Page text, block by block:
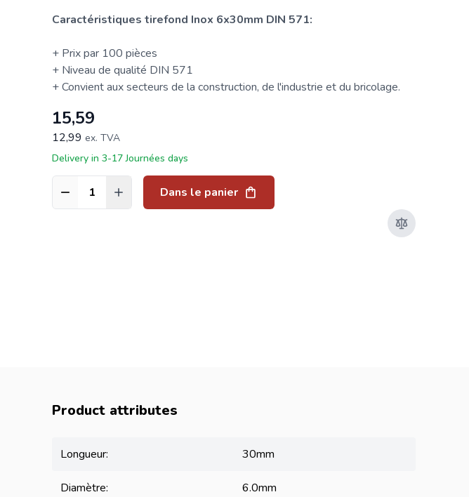
Caractéristiques tirefond Inox 6x30mm DIN 571:
+ Prix par 100 pièces
+ Niveau de qualité DIN 571
+ Convient aux secteurs de la construction, de l'industrie et du bricolage.
15,59
12,99 ex. TVA
Delivery in 3-17 Journées days
Quantité Dans le panier
Product attributes
Longueur: 30mm
Diamètre: 6.0mm